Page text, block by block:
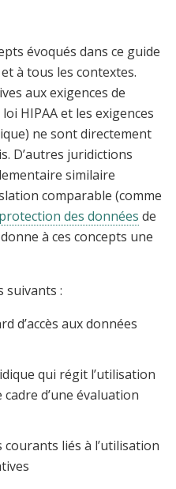
évoqués dans ce guide
à tous les contextes.
aux exigences de
HIPAA et les exigences
ne sont directement
D’autres juridictions
similaire
comparable (comme
des données de
à ces concepts une
suivants :
d’accès aux données
qui régit l’utilisation
d’une évaluation
liés à l’utilisation